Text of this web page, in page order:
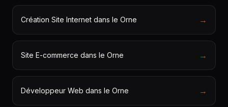
Création Site Internet dans le Orne →
Site E-commerce dans le Orne →
Développeur Web dans le Orne →